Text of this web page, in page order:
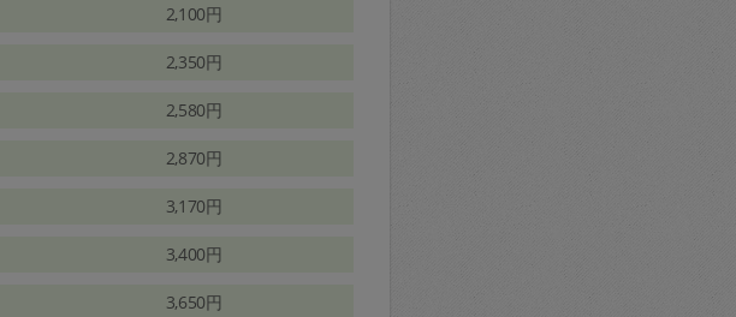
2,100円
2,350円
2,580円
2,870円
3,170円
3,400円
3,650円